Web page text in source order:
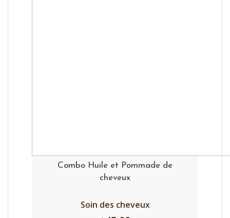
Combo Huile et Pommade de
cheveux
Soin des cheveux